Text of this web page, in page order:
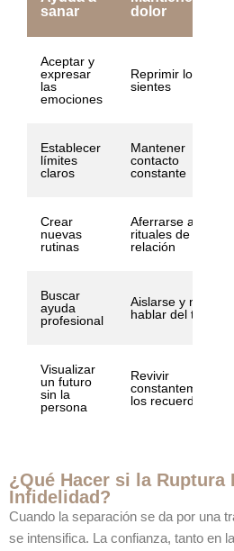
sanar
dolor
Aceptar y
expresar
las
emociones
Reprimir lo que
sientes
Establecer
límites
claros
Mantener
contacto
constante
Crear
nuevas
rutinas
Aferrarse a
rituales de la
relación
Buscar
ayuda
profesional
Aislarse y no
hablar del tema
Visualizar
un futuro
sin la
persona
Revivir
constantemente
los recuerdos
¿Qué Hacer si la Ruptura
Infidelidad?
Cuando la separación se da por una
se intensifica. La confianza, tanto en